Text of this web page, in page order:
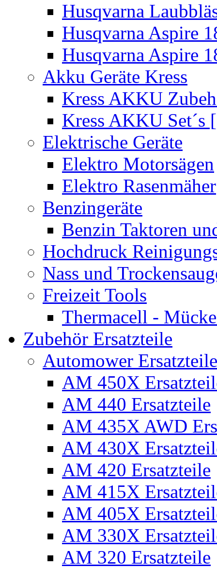
Husqvarna
Husqvarna Aspire
Husqvarna Aspire
Akku Geräte Kress
Kress AKKU
Kress AKKU Set´s
Elektrische Geräte
Elektro Motorsägen
Elektro Rasenmäher
Benzingeräte
Benzin Taktoren
Hochdruck
Nass und
Freizeit Tools
Thermacell -
Zubehör Ersatzteile
Automower
AM 450X
AM 440 Ersatzteile
AM 435X AWD
AM 430X
AM 420 Ersatzteile
AM 415X
AM 405X
AM 330X
AM 320 Ersatzteile